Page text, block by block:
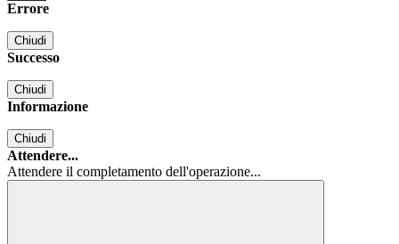
Errore
Chiudi
Successo
Chiudi
Informazione
Chiudi
Attendere...
Attendere il completamento dell'operazione...